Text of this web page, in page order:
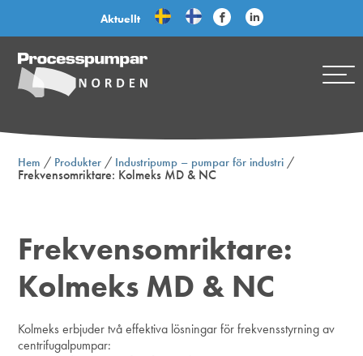
Aktuellt
Hem / Produkter / Industripump – pumpar för industri /
Frekvensomriktare: Kolmeks MD & NC
Frekvensomriktare:
Kolmeks MD & NC
Kolmeks erbjuder två effektiva lösningar för frekvensstyrning av
centrifugalpumpar: